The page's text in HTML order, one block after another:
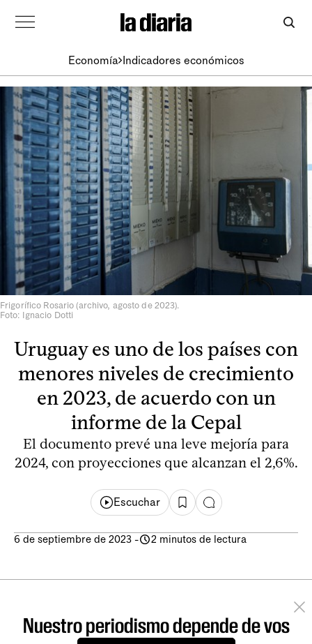
Economía Indicadores económicos
Frigorífico Rosario (archivo, agosto de 2023).
Foto: Ignacio Dotti
Uruguay es uno de los países con
menores niveles de crecimiento
en 2023, de acuerdo con un
informe de la Cepal
El documento prevé una leve mejoría para
2024, con proyecciones que alcanzan el 2,6%.
Escuchar
6 de septiembre de 2023 - 2 minutos de lectura
Nuestro periodismo depende de vos